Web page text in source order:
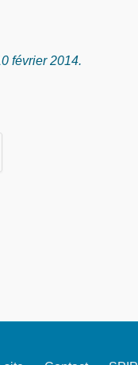
février 2014.